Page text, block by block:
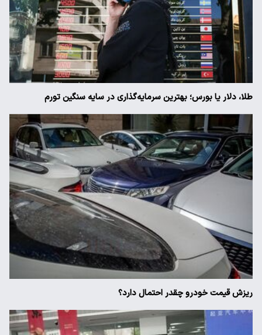
طلا، دلار یا بورس؛ بهترین سرمایه‌گذاری در سایه سنگین تورم
ریزش قیمت خودرو چقدر احتمال دارد؟